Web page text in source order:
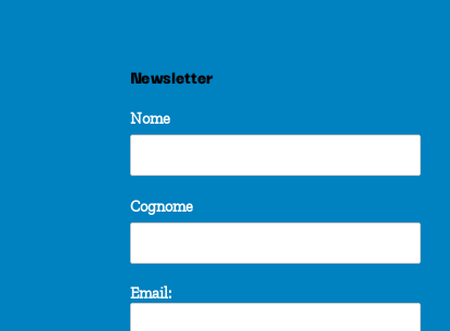
Newsletter
Nome
Cognome
Email: